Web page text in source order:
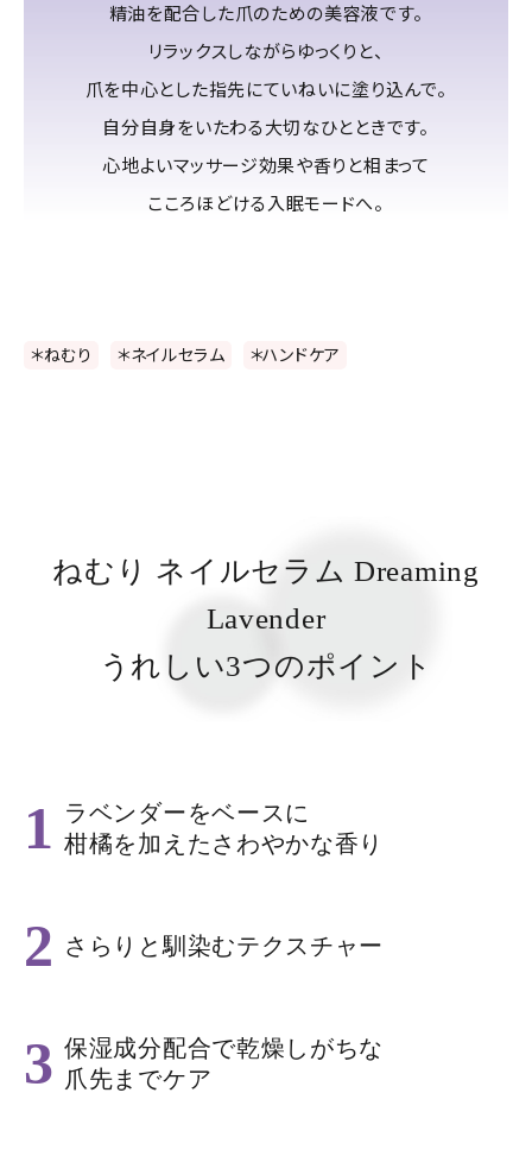
精油を配合した爪のための美容液です。
リラックスしながらゆっくりと、
爪を中心とした指先にていねいに塗り込んで。
自分自身をいたわる大切なひとときです。
心地よいマッサージ効果や香りと相まって
こころほどける入眠モードへ。
＊ねむり ＊ネイルセラム ＊ハンドケア
ねむり ネイルセラム Dreaming
Lavender
うれしい3つのポイント
1 ラベンダーをベースに
柑橘を加えたさわやかな香り
2 さらりと馴染むテクスチャー
3 保湿成分配合で乾燥しがちな
爪先までケア